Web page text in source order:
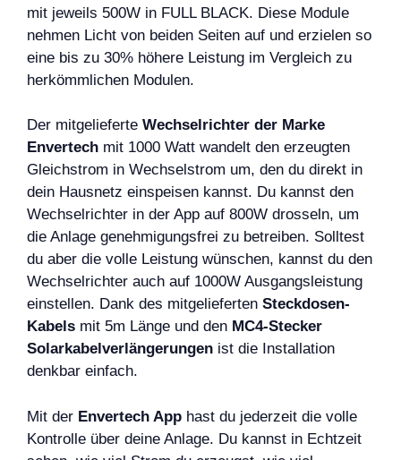
mit jeweils 500W in FULL BLACK. Diese Module
nehmen Licht von beiden Seiten auf und erzielen so
eine bis zu 30% höhere Leistung im Vergleich zu
herkömmlichen Modulen.
Der mitgelieferte Wechselrichter der Marke
Envertech mit 1000 Watt wandelt den erzeugten
Gleichstrom in Wechselstrom um, den du direkt in
dein Hausnetz einspeisen kannst. Du kannst den
Wechselrichter in der App auf 800W drosseln, um
die Anlage genehmigungsfrei zu betreiben. Solltest
du aber die volle Leistung wünschen, kannst du den
Wechselrichter auch auf 1000W Ausgangsleistung
einstellen. Dank des mitgelieferten Steckdosen-
Kabels mit 5m Länge und den MC4-Stecker
Solarkabelverlängerungen ist die Installation
denkbar einfach.
Mit der Envertech App hast du jederzeit die volle
Kontrolle über deine Anlage. Du kannst in Echtzeit